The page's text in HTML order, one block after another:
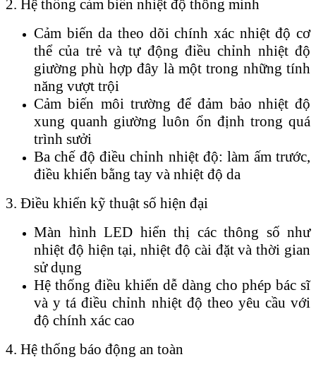
2. Hệ thống cảm biến nhiệt độ thông minh
Cảm biến da theo dõi chính xác nhiệt độ cơ
thể của trẻ và tự động điều chỉnh nhiệt độ
giường phù hợp đây là một trong những tính
năng vượt trội
Cảm biến môi trường để đảm bảo nhiệt độ
xung quanh giường luôn ổn định trong quá
trình sưởi
Ba chế độ điều chỉnh nhiệt độ: làm ấm trước,
điều khiển bằng tay và nhiệt độ da
3. Điều khiển kỹ thuật số hiện đại
Màn hình LED hiển thị các thông số như
nhiệt độ hiện tại, nhiệt độ cài đặt và thời gian
sử dụng
Hệ thống điều khiển dễ dàng cho phép bác sĩ
và y tá điều chỉnh nhiệt độ theo yêu cầu với
độ chính xác cao
4. Hệ thống báo động an toàn